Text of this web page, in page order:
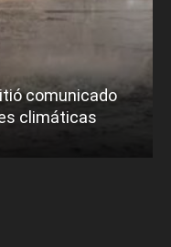
comunicado
climáticas